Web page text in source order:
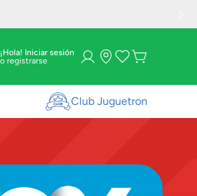
¡Hola! Iniciar sesión
Club Juguetron